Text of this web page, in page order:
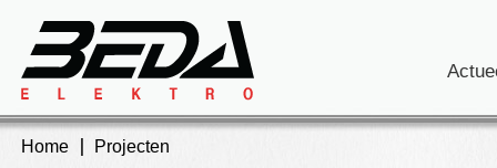
Home Projecten